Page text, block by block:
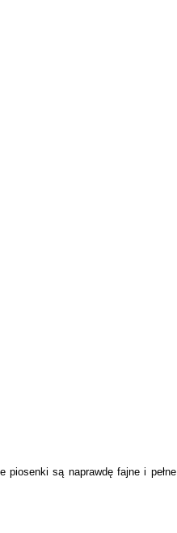
piosenki są naprawdę fajne i pełne